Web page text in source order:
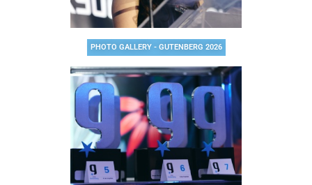
PHOTO GALLERY - GUTENBERG 2026